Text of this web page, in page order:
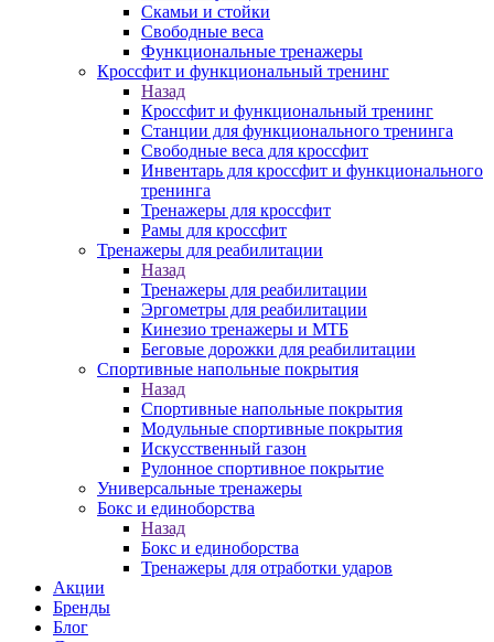
Скамьи и стойки
Свободные веса
Функциональные тренажеры
Кроссфит и функциональный тренинг
Назад
Кроссфит и функциональный тренинг
Станции для функционального тренинга
Свободные веса для кроссфит
Инвентарь для кроссфит и функционального
тренинга
Тренажеры для кроссфит
Рамы для кроссфит
Тренажеры для реабилитации
Назад
Тренажеры для реабилитации
Эргометры для реабилитации
Кинезио тренажеры и МТБ
Беговые дорожки для реабилитации
Спортивные напольные покрытия
Назад
Спортивные напольные покрытия
Модульные спортивные покрытия
Искусственный газон
Рулонное спортивное покрытие
Универсальные тренажеры
Бокс и единоборства
Назад
Бокс и единоборства
Тренажеры для отработки ударов
Акции
Бренды
Блог